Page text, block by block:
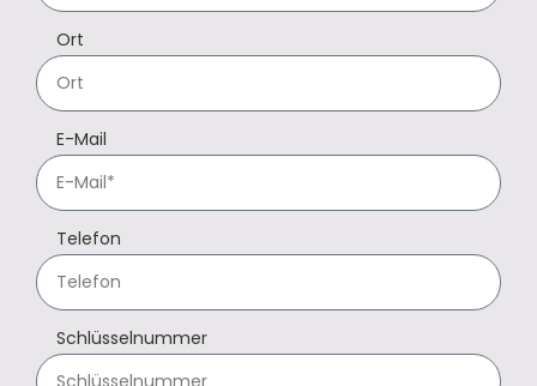
Ort
E-Mail
Telefon
Schlüsselnummer